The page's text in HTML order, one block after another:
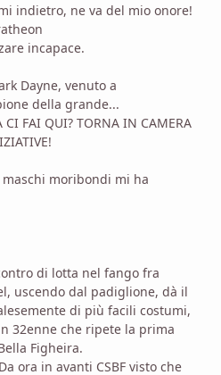
indietro, ne va del mio onore!
incapace.
Dayne, venuto a
della grande...
CI FAI QUI? TORNA IN CAMERA
moribondi mi ha
di lotta nel fango fra
uscendo dal padiglione, dà il
di più facili costumi,
32enne che ripete la prima
Figheira.
ora in avanti CSBF visto che